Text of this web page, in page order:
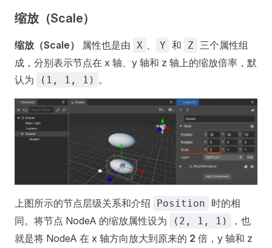
缩放（Scale）
缩放（Scale） 属性也是由 X Y 和 Z
三个属性组
成，分别表示节点在 x 轴、y 轴和 z 轴上的缩放倍率，默
认为
(1, 1, 1) 。
上图所示的节点层级关系和介绍 Position
时的相
同。将节点 NodeA 的缩放属性设为
(2, 1, 1)
，也
就是将 NodeA 在 x 轴方向放大到原来的 2 倍，y 轴和 z